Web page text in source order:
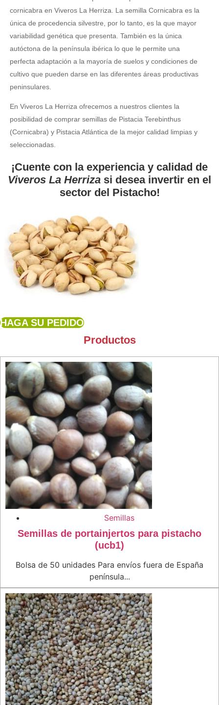
cornicabra en Viveros La Herriza. La semilla Cornicabra es la
única de procedencia silvestre, por lo tanto, es la que mayor
variabilidad genética que presenta. También es la única
autóctona de la península ibérica lo que le permite una
perfecta adaptación a la mayoría de suelos y condiciones de
cultivo que pueden darse en las diferentes áreas productivas
peninsulares.
En Viveros La Herriza ofrecemos a nuestros clientes la
posibilidad de comprar semillas de Pistacia Terebinthus
(Cornicabra) y Pistacia Atlántica de la mejor calidad limpias y
seleccionadas.
¡Cuente con la experiencia y calidad de
Viveros La Herriza si desea invertir en el
sector del Pistacho!
HAGA SU PEDIDO
Productos
Semillas
Semillas de portainjertos para pistacho
(ucb1)
Bolsa de 50 unidades Para envíos fuera de España
península...